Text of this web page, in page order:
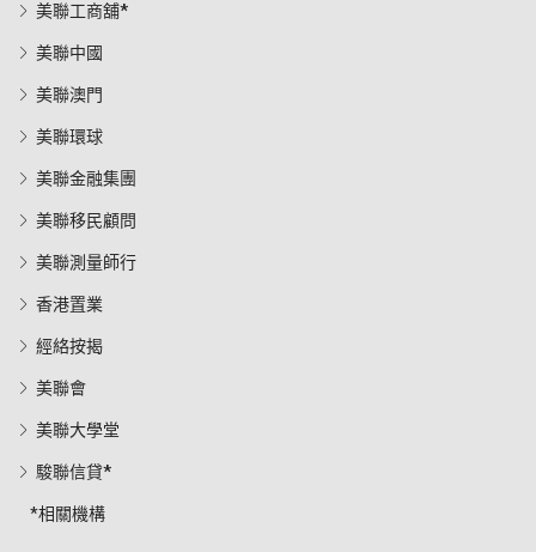
美聯工商舖*
美聯中國
美聯澳門
美聯環球
美聯金融集團
美聯移民顧問
美聯測量師行
香港置業
經絡按揭
美聯會
美聯大學堂
駿聯信貸*
*相關機構